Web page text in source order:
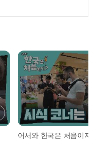
어서와 한국은 처음이지